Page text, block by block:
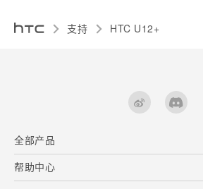
支持 HTC U12+‎
全部产品
区块链智能手机
帮助中心